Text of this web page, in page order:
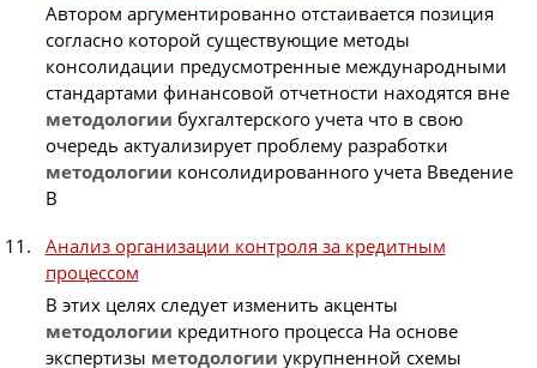
Автором аргументированно отстаивается позиция
согласно которой существующие методы
консолидации предусмотренные международными
стандартами финансовой отчетности находятся вне
методологии бухгалтерского учета что в свою
очередь актуализирует проблему разработки
методологии консолидированного учета Введение
В
Анализ организации контроля за кредитным
процессом
В этих целях следует изменить акценты
методологии кредитного процесса На основе
экспертизы методологии укрупненной схемы